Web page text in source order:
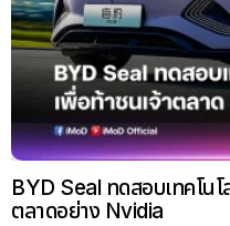
BYD Seal ทดสอบเทคโนโ
ตลาดอย่าง Nvidia